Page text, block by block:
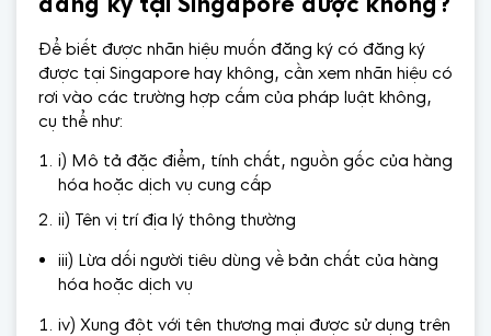
Để biết được nhãn hiệu muốn đăng ký có đăng ký
được tại Singapore hay không, cần xem nhãn hiệu có
rơi vào các trường hợp cấm của pháp luật không,
cụ thể như:
i) Mô tả đặc điểm, tính chất, nguồn gốc của hàng
hóa hoặc dịch vụ cung cấp
ii) Tên vị trí địa lý thông thường
iii) Lừa dối người tiêu dùng về bản chất của hàng
hóa hoặc dịch vụ
iv) Xung đột với tên thương mại được sử dụng trên